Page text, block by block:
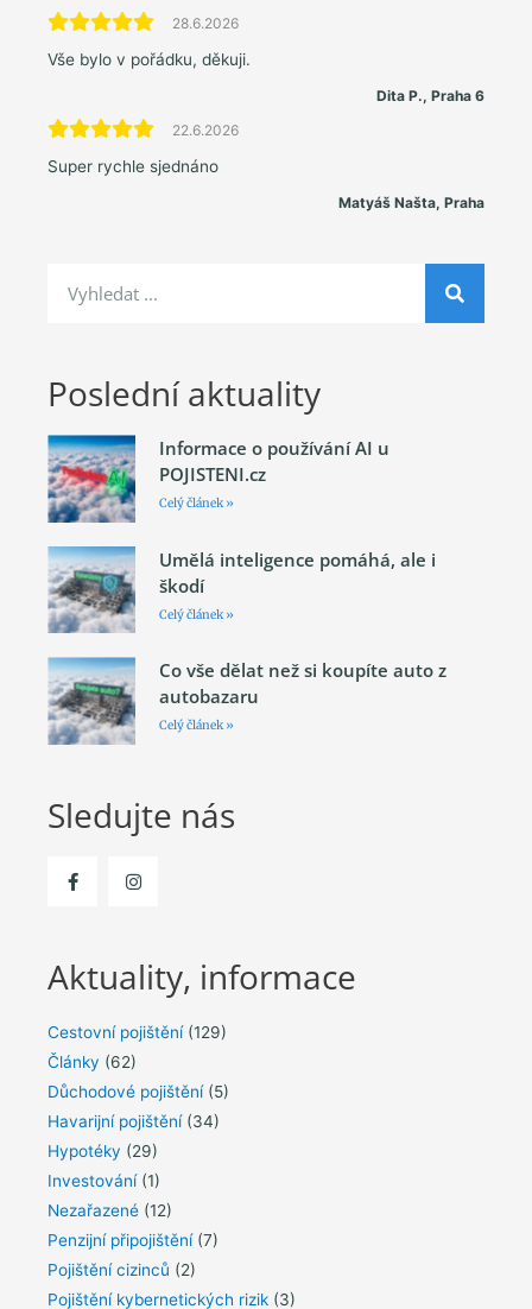
28.6.2026
Vše bylo v pořádku, děkuji.
Dita P., Praha 6
22.6.2026
Super rychle sjednáno
Matyáš Našta, Praha
Poslední aktuality
Informace o používání AI u
POJISTENI.cz
Celý článek »
Umělá inteligence pomáhá, ale i
škodí
Celý článek »
Co vše dělat než si koupíte auto z
autobazaru
Celý článek »
Sledujte nás
Aktuality, informace
Cestovní pojištění(129)
Články (62)
Důchodové pojištění(5)
Havarijní pojištění(34)
Hypotéky (29)
Investování(1)
Nezařazené (12)
Penzijní připojištění(7)
Pojištění cizinců (2)
Pojištění kybernetických rizik (3)